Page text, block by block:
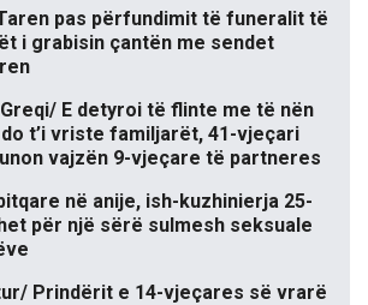
pas përfundimit të funeralit të
i grabisin çantën me sendet
E detyroi të flinte me të nën
t’i vriste familjarët, 41-vjeçari
vajzën 9-vjeçare të partneres
në anije, ish-kuzhinierja 25-
për një sërë sulmesh seksuale
Prindërit e 14-vjeçares së vrarë